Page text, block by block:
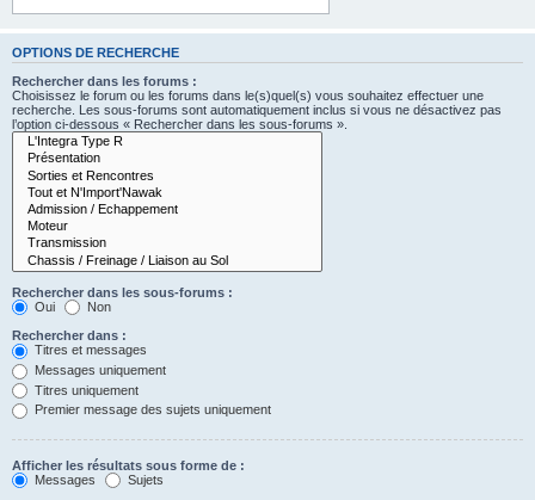
OPTIONS DE RECHERCHE
Rechercher dans les forums :
Choisissez le forum ou les forums dans le(s)quel(s) vous souhaitez effectuer une
recherche. Les sous-forums sont automatiquement inclus si vous ne désactivez pas
l’option ci-dessous « Rechercher dans les sous-forums ».
Rechercher dans les sous-forums :
Oui
Non
Rechercher dans :
Titres et messages
Messages uniquement
Titres uniquement
Premier message des sujets uniquement
Afficher les résultats sous forme de :
Messages
Sujets